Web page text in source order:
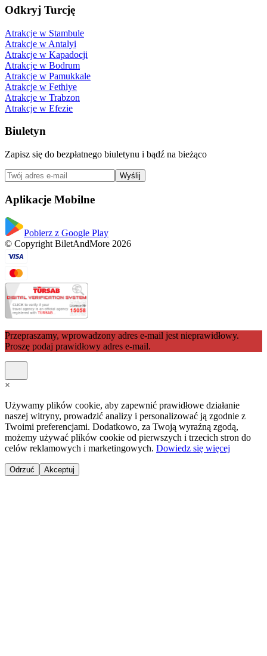
Odkryj Turcję
Atrakcje w Stambule
Atrakcje w Antalyi
Atrakcje w Kapadocji
Atrakcje w Bodrum
Atrakcje w Pamukkale
Atrakcje w Fethiye
Atrakcje w Trabzon
Atrakcje w Efezie
Biuletyn
Zapisz się do bezpłatnego biuletynu i bądź na bieżąco
Wyślij
Aplikacje Mobilne
Pobierz z Google Play
© Copyright BiletAndMore 2026
Przepraszamy, wprowadzony adres e-mail jest nieprawidłowy.
Proszę podaj prawidłowy adres e-mail.
×
Używamy plików cookie, aby zapewnić prawidłowe działanie
naszej witryny, prowadzić analizy i personalizować ją zgodnie z
Twoimi preferencjami. Dodatkowo, za Twoją wyraźną zgodą,
możemy używać plików cookie od pierwszych i trzecich stron do
celów reklamowych i marketingowych. Dowiedz się więcej
Odrzuć Akceptuj